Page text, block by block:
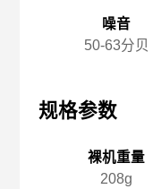
噪音
50-63分贝
规格参数
裸机重量
208g